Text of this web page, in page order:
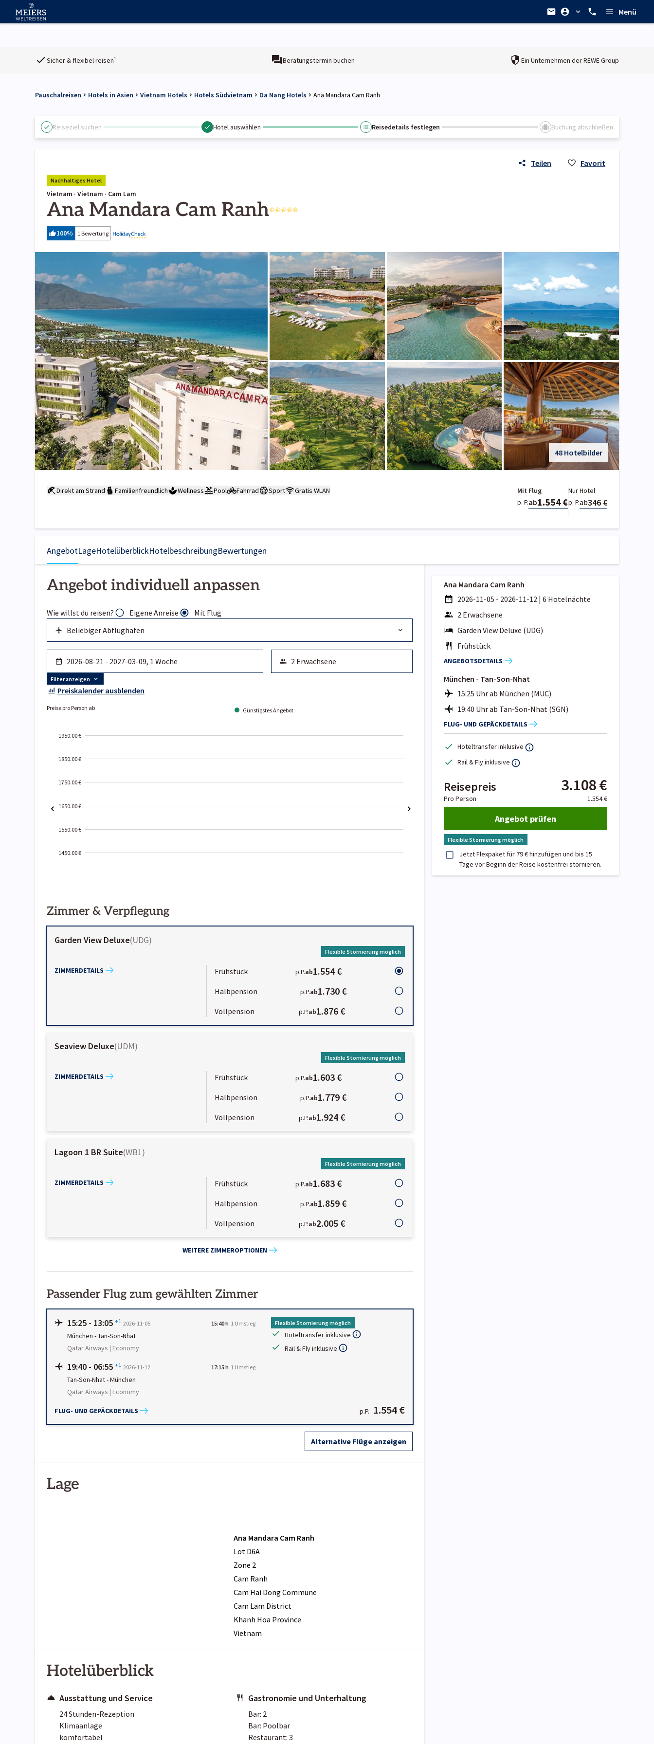
Menü
Sicher & flexibel reisen¹ Beratungstermin buchen Ein Unternehmen derREWE Group
Pauschalreisen Hotels in Asien Vietnam Hotels Hotels Südvietnam Da Nang Hotels Ana Mandara Cam Ranh
Reiseziel suchen Hotel auswählen Reisedetails festlegen Buchung abschließen
Teilen Favorit
Nachhaltiges Hotel
Vietnam · Vietnam · Cam Lam
Ana Mandara Cam Ranh
100% 1 Bewertung
48 Hotelbilder
Direkt am Strand Familienfreundlich Wellness Pool Fahrrad Sport Gratis WLAN
Mit Flug
p. P.ab1.554 €
Nur Hotel
p. P.ab346 €
AngebotLageHotelüberblickHotelbeschreibungBewertungen
Angebot individuell anpassen
Wie willst du reisen? Eigene Anreise Mit Flug
Filter anzeigen
Preiskalender ausblenden
Preise pro Person ab Günstigstes Angebot
1950.00 €
1850.00 €
1750.00 €
1650.00 €
1550.00 €
1450.00 €
01-02
Zimmer & Verpflegung
Garden View Deluxe(UDG)
Flexible Stornierung möglich
ZIMMERDETAILS Frühstück p.P.ab1.554 €
Halbpension p.P.ab1.730 €
Vollpension p.P.ab1.876 €
Seaview Deluxe(UDM)
Flexible Stornierung möglich
ZIMMERDETAILS Frühstück p.P.ab1.603 €
Halbpension p.P.ab1.779 €
Vollpension p.P.ab1.924 €
Lagoon 1 BR Suite(WB1)
Flexible Stornierung möglich
ZIMMERDETAILS Frühstück p.P.ab1.683 €
Halbpension p.P.ab1.859 €
Vollpension p.P.ab2.005 €
WEITERE ZIMMEROPTIONEN
Passender Flug zum gewählten Zimmer
15:25 - 13:05 +1 2026-11-05 15:40 h 1 Umstieg
München -Tan-Son-Nhat
Qatar Airways | Economy
19:40 - 06:55 +1 2026-11-12 17:15 h 1 Umstieg
Tan-Son-Nhat-München
Qatar Airways | Economy
FLUG- UND GEPÄCKDETAILS
Flexible Stornierung möglich
Hoteltransfer inklusive
Rail & Fly inklusive
p.P. 1.554 €
Alternative Flüge anzeigen
Lage
Ana Mandara Cam Ranh
Lot D6A
Zone 2
Cam Ranh
Cam Hai Dong Commune
Cam Lam District
Khanh Hoa Province
Vietnam
Hotelüberblick
Ausstattung und Service
24 Stunden-Rezeption
Klimaanlage
komfortabel
Gastronomie und Unterhaltung
Bar: 2
Bar: Poolbar
Restaurant: 3
Ana Mandara Cam Ranh
2026-11-05 - 2026-11-12 | 6 Hotelnächte
2 Erwachsene
Garden View Deluxe (UDG)
Frühstück
ANGEBOTSDETAILS
München - Tan-Son-Nhat
15:25 Uhr ab München (MUC)
19:40 Uhr ab Tan-Son-Nhat (SGN)
FLUG- UND GEPÄCKDETAILS
Hoteltransfer inklusive
Rail & Fly inklusive
Reisepreis 3.108 €
Pro Person 1.554 €
Angebot prüfen
Flexible Stornierung möglich
Jetzt Flexpaket für 79 € hinzufügen und bis 15
Tage vor Beginn der Reise kostenfrei stornieren.